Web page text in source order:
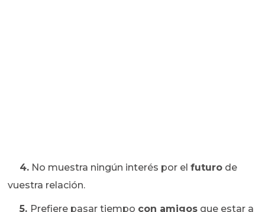
4. No muestra ningún interés por elfuturo de
vuestra relación.
5. Prefiere pasar tiempo con amigos que estar a